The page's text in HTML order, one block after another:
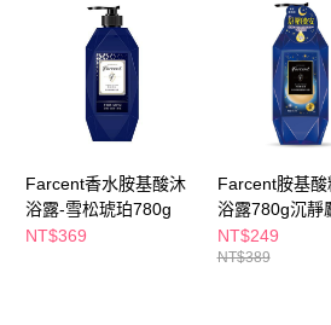
後付繳納相關費用。
※ 交易是否成功請以「AFTEE先享後付 」之
是否繳費成功／繳費後需取消欲退款等相關疑
客戶支援中心」
https://
【注意事項】
１．透過由恩沛科技股份有限公司提供之「
權轉讓予恩沛科技股份有限公司。
２．關於個人資料處理事宜，請瀏覽以下網址
https://aftee.tw/terms/#terms3
３．未成年的使用者請事先徵得法定代理人或
付款後萊爾富取貨
每筆NT$65，滿NT$490(含以上)免運費
7-11取貨付款
每筆NT$65，滿NT$490(含以上)免運費
付款後7-11取貨
每筆NT$65，滿NT$490(含以上)免運費
Farcent香水胺基酸沐
浴露-雪松琥珀780g
NT$369
Farcent胺基酸
浴露780g沉靜
NT$249
NT$389